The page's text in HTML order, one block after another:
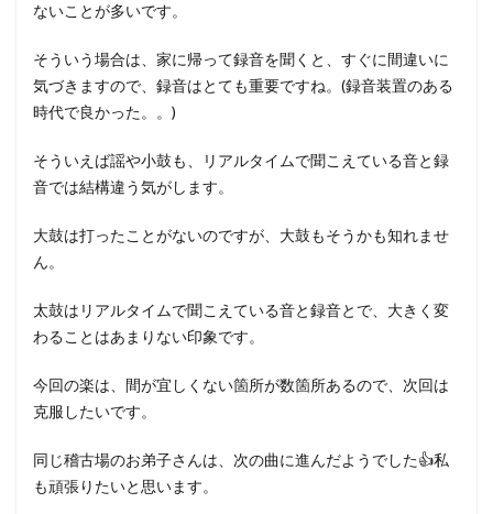
ないことが多いです。
そういう場合は、家に帰って録音を聞くと、すぐに間違いに
気づきますので、録音はとても重要ですね。(録音装置のある
時代で良かった。。)
そういえば謡や小鼓も、リアルタイムで聞こえている音と録
音では結構違う気がします。
大鼓は打ったことがないのですが、大鼓もそうかも知れませ
ん。
太鼓はリアルタイムで聞こえている音と録音とで、大きく変
わることはあまりない印象です。
今回の楽は、間が宜しくない箇所が数箇所あるので、次回は
克服したいです。
同じ稽古場のお弟子さんは、次の曲に進んだようでした👍私
も頑張りたいと思います。